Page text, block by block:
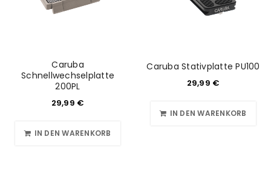
ANMELDEN
Benutzername oder E-Mail-Adresse*
Caruba
Schnellwechselplatte
200PL
29,99 €
IN DEN WARENKORB
Caruba Stativplatte PU100
29,99 €
IN DEN WARENKORB